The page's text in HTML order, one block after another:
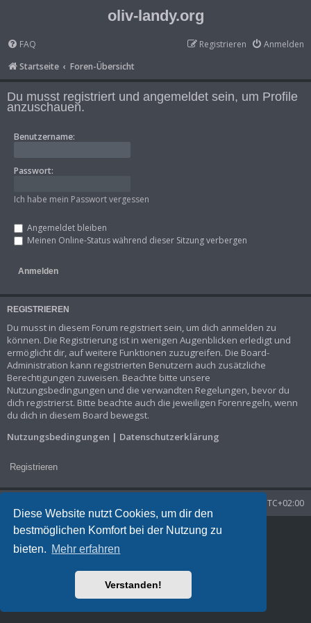
Diese Website nutzt Cookies, um dir den
bestmöglichen Komfort bei der Nutzung zu
bieten. Mehr erfahren
Verstanden!
oliv-landy.org
FAQ Anmelden
Registrieren
Startseite
Foren-Übersicht
Du musst registriert und angemeldet sein, um Profile
anzuschauen.
Benutzername:
Passwort:
Ich habe mein Passwort vergessen
Angemeldet bleiben
Meinen Online-Status während dieser Sitzung verbergen
REGISTRIEREN
Du musst in diesem Forum registriert sein, um dich anmelden zu
können. Die Registrierung ist in wenigen Augenblicken erledigt und
ermöglicht dir, auf weitere Funktionen zuzugreifen. Die Board-
Administration kann registrierten Benutzern auch zusätzliche
Berechtigungen zuweisen. Beachte bitte unsere
Nutzungsbedingungen und die verwandten Regelungen, bevor du
dich registrierst. Bitte beachte auch die jeweiligen Forenregeln, wenn
du dich in diesem Board bewegst.
Nutzungsbedingungen | Datenschutzerklärung
Registrieren
UTC+02:00
Powered byphpBB ® Forum Software © phpBB Limited
Datenschutz